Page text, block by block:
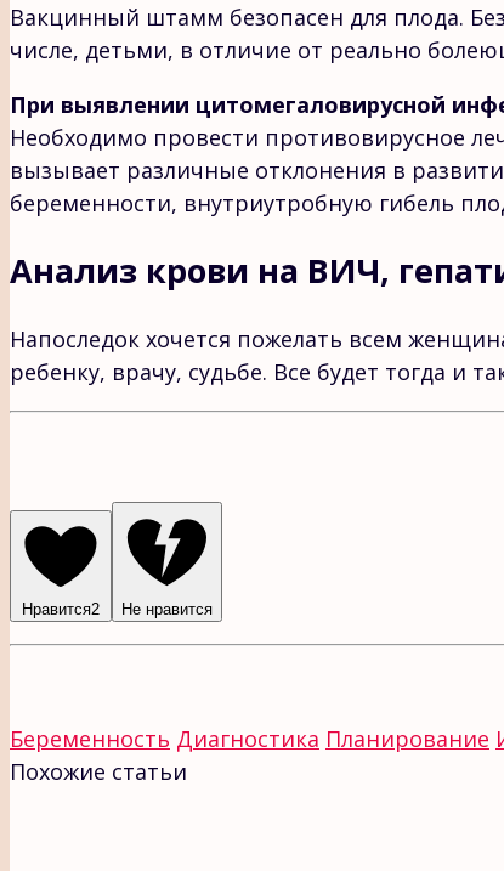
Вакцинный штамм безопасен для плода.
числе, детьми, в отличие от реально
При выявлении цитомегаловирусной
Необходимо провести противовирусное
вызывает различные отклонения в
беременности, внутриутробную гибель
Анализ крови на ВИЧ,
Напоследок хочется пожелать всем
ребенку, врачу, судьбе. Все будет тогда и
Нравится2 Не нравится
Беременность Диагностика Планирование
Похожие статьи